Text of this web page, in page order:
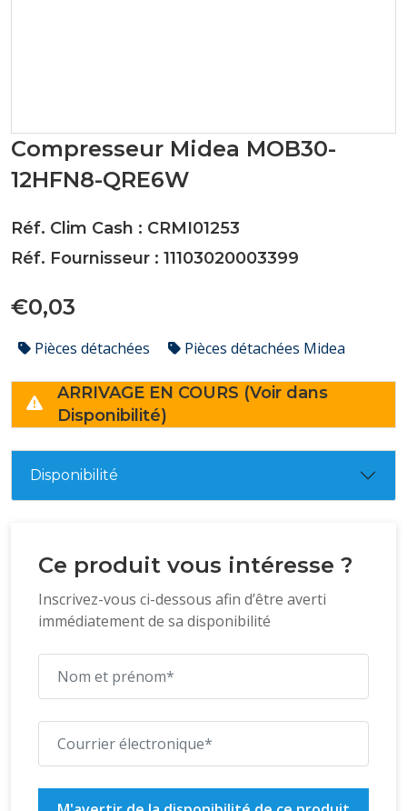
Compresseur Midea MOB30-
12HFN8-QRE6W
Réf. Clim Cash : CRMI01253
Réf. Fournisseur : 11103020003399
€0,03
Pièces détachées Pièces détachées Midea
ARRIVAGE EN COURS (Voir dans
Disponibilité)
Disponibilité
Ce produit vous intéresse ?
Inscrivez-vous ci-dessous afin d’être averti
immédiatement de sa disponibilité